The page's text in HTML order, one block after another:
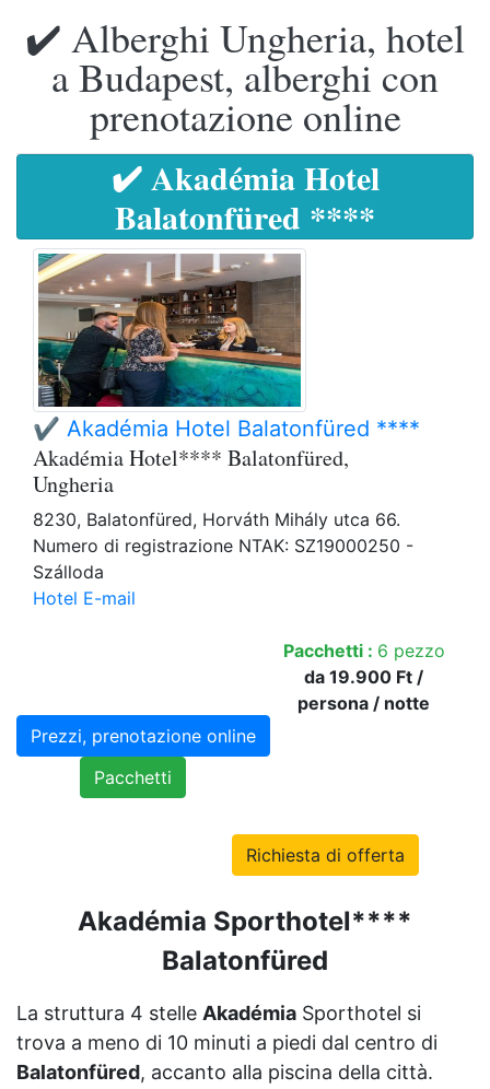
✔️ Alberghi Ungheria, hotel
a Budapest, alberghi con
prenotazione online
✔️ Akadémia Hotel
Balatonfüred ****
✔️ Akadémia Hotel Balatonfüred ****
Akadémia Hotel**** Balatonfüred,
Ungheria
8230, Balatonfüred, Horváth Mihály utca 66.
Numero di registrazione NTAK: SZ19000250 -
Szálloda
Hotel E-mail
Prezzi, prenotazione online
Richiesta di offerta
Pacchetti : 6 pezzo
da 19.900 Ft /
persona / notte
Pacchetti
Akadémia Sporthotel****
Balatonfüred
La struttura 4 stelle Akadémia Sporthotel si
trova a meno di 10 minuti a piedi dal centro di
Balatonfüred, accanto alla piscina della città.